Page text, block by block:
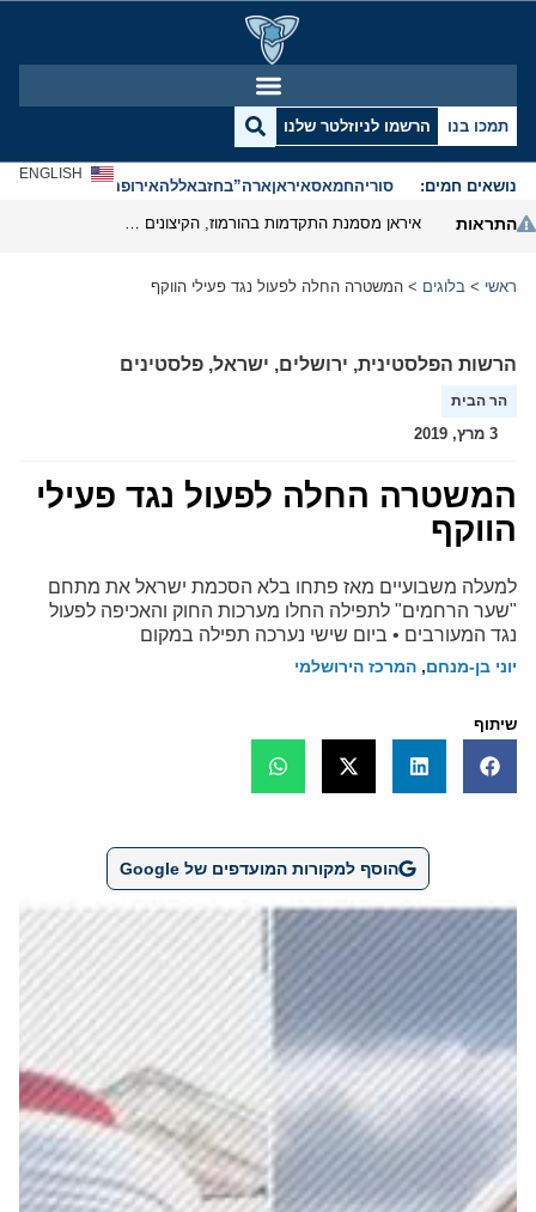
תמכו בנו הרשמו לניוזלטר שלנו
נושאים חמים: סוריהחמאסאיראןארה”בחזבאללהאירופהאנטישמיות
ENGLISH
התראות
ראשי > בלוגים > המשטרה החלה לפעול נגד פעילי הווקף
הרשות הפלסטינית, ירושלים, ישראל, פלסטינים
הר הבית
3 מרץ, 2019
המשטרה החלה לפעול נגד פעילי
הווקף
למעלה משבועיים מאז פתחו בלא הסכמת ישראל את מתחם
"שער הרחמים" לתפילה החלו מערכות החוק והאכיפה לפעול
נגד המעורבים • ביום שישי נערכה תפילה במקום
יוני בן-מנחם, המרכז הירושלמי
שיתוף
הוסף למקורות המועדפים של Google